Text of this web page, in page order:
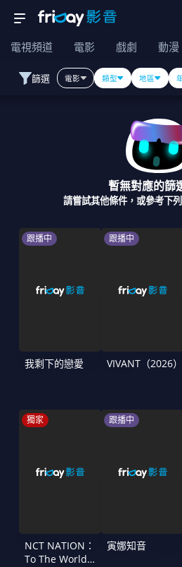
電視頻道 電影 戲劇 動漫
篩選 電影 類型 地區
暫無對應的篩
請嘗試其他條件，或參考下
跟播中
我剩下的戀愛
跟播中
VIVANT（2026）
獨家
NCT NATION：
To The World
跟播中
寅娜知音